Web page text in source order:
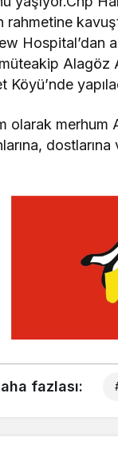
rahmetine
Hospital’dan
Alagöz
olarak merhum
fazlası: